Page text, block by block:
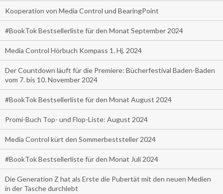
Kooperation von Media Control und BearingPoint
#BookTok Bestsellerliste für den Monat September 2024
Media Control Hörbuch Kompass 1. Hj. 2024
Der Countdown läuft für die Premiere: Bücherfestival Baden-Baden
vom 7. bis 10. November 2024
#BookTok Bestsellerliste für den Monat August 2024
Promi-Buch Top- und Flop-Liste: August 2024
Media Control kürt den Sommerbeststeller 2024
#BookTok Bestsellerliste für den Monat Juli 2024
Die Generation Z hat als Erste die Pubertät mit den neuen Medien
in der Tasche durchlebt